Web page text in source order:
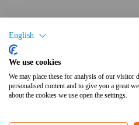
English
We use cookies
We may place these for analysis of our visitor
personalised content and to give you a great
about the cookies we use open the settings.